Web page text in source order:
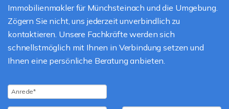
Immobilienmakler für Münchsteinach und die Umgebung.
Zögern Sie nicht, uns jederzeit unverbindlich zu
kontaktieren. Unsere Fachkräfte werden sich
schnellstmöglich mit Ihnen in Verbindung setzen und
Ihnen eine persönliche Beratung anbieten.